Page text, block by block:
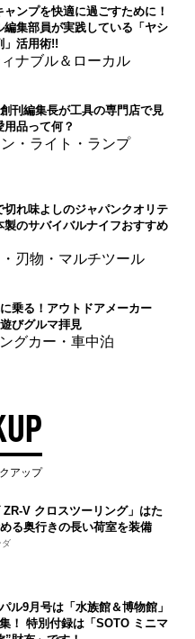
ャンプを快適に過ごすために！
編集部員が実践している「ヤシ
」活用術!!
ナブル＆ローカル
刊編集長が工具の専門店で見
用品って何？
・ライト・ランプ
切れ味よしのジャパンクオリテ
製のサバイバルナイフおすすめ
刃物・マルチツール
乗る！アウトドアメーカー
びグルマ拝見
グカー・車中泊
アップ
ZR-V クロスツーリング」はた
る奥行きの長い荷室を装備
ダ
ル9月号は「水族館＆博物館」
！ 特別付録は「SOTO ミニマ